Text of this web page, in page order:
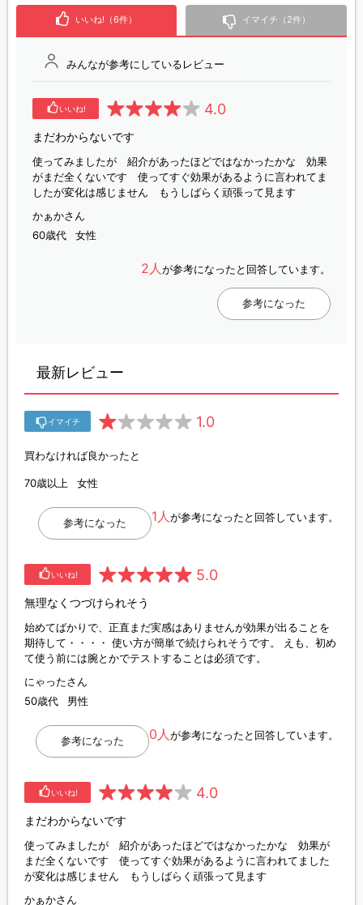
いいね!（6件） イマイチ（2件）
みんなが参考にしているレビュー
いいね! 4.0
まだわからないです
使ってみましたが 紹介があったほどではなかったかな 効果
がまだ全くないです 使ってすぐ効果があるように言われてま
したが変化は感じません もうしばらく頑張って見ます
かぁかさん
60歳代
女性
2人 が参考になったと回答しています。
参考になった
最新レビュー
イマイチ 1.0
買わなければ良かったと
70歳以上 女性
1人 が参考になったと回答しています。
参考になった
いいね! 5.0
無理なくつづけられそう
始めてばかりで、正直まだ実感はありませんが効果が出ることを
期待して・・・・ 使い方が簡単で続けられそうです。 えも、初め
て使う前には腕とかでテストすることは必須です。
にゃったさん
50歳代
男性
0人 が参考になったと回答しています。
参考になった
いいね! 4.0
まだわからないです
使ってみましたが 紹介があったほどではなかったかな 効果が
まだ全くないです 使ってすぐ効果があるように言われてました
が変化は感じません もうしばらく頑張って見ます
かぁかさん